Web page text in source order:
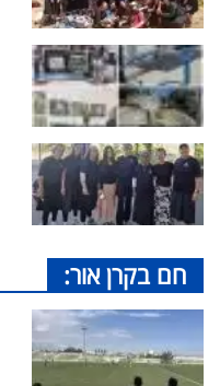
חם בקרן אור: